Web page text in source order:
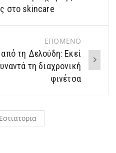
στο skincare
ΕΠΟΜΕΝΟ
τη Δελούδη: Εκεί
τη διαχρονική
φινέτσα
Εστιατορια